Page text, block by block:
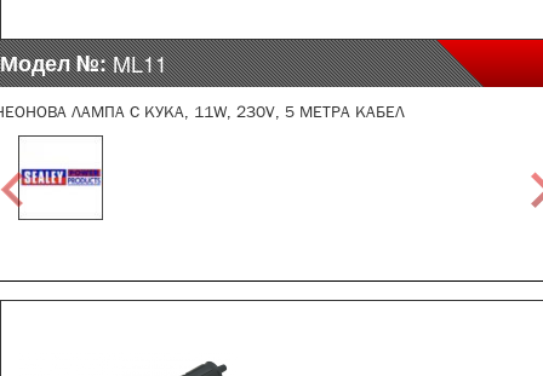
Модел №:ML11
ЛАМПА С КУКА, 11W, 230V, 5 МЕТРА КАБЕЛ